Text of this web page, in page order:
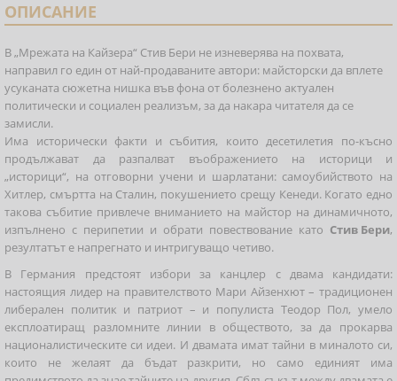
ОПИСАНИЕ
В „Мрежата на Кайзера“ Стив Бери не изневерява на похвата,
направил го един от най-продаваните автори: майсторски да вплете
усуканата сюжетна нишка във фона от болезнено актуален
политически и социален реализъм, за да накара читателя да се
замисли.
Има исторически факти и събития, които десетилетия по-късно
продължават да разпалват въображението на историци и
„историци“, на отговорни учени и шарлатани: самоубийството на
Хитлер, смъртта на Сталин, покушението срещу Кенеди. Когато едно
такова събитие привлече вниманието на майстор на динамичното,
изпълнено с перипетии и обрати повествование като Стив Бери,
резултатът е напрегнато и интригуващо четиво.
В Германия предстоят избори за канцлер с двама кандидати:
настоящия лидер на правителството Мари Айзенхют – традиционен
либерален политик и патриот – и популиста Теодор Пол, умело
експлоатиращ разломните линии в обществото, за да прокарва
националистическите си идеи. И двамата имат тайни в миналото си,
които не желаят да бъдат разкрити, но само единият има